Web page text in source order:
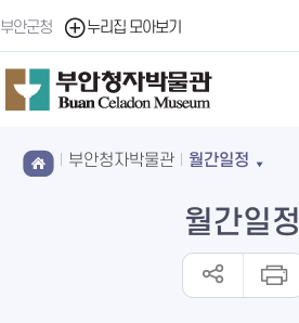
부안군청 누리집 모아보기
부안청자박물관 월간일정
월간일정